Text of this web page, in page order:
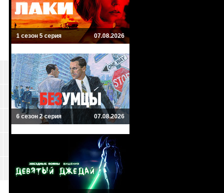
1 сезон 5 серия 07.08.2026
6 сезон 2 серия 07.08.2026